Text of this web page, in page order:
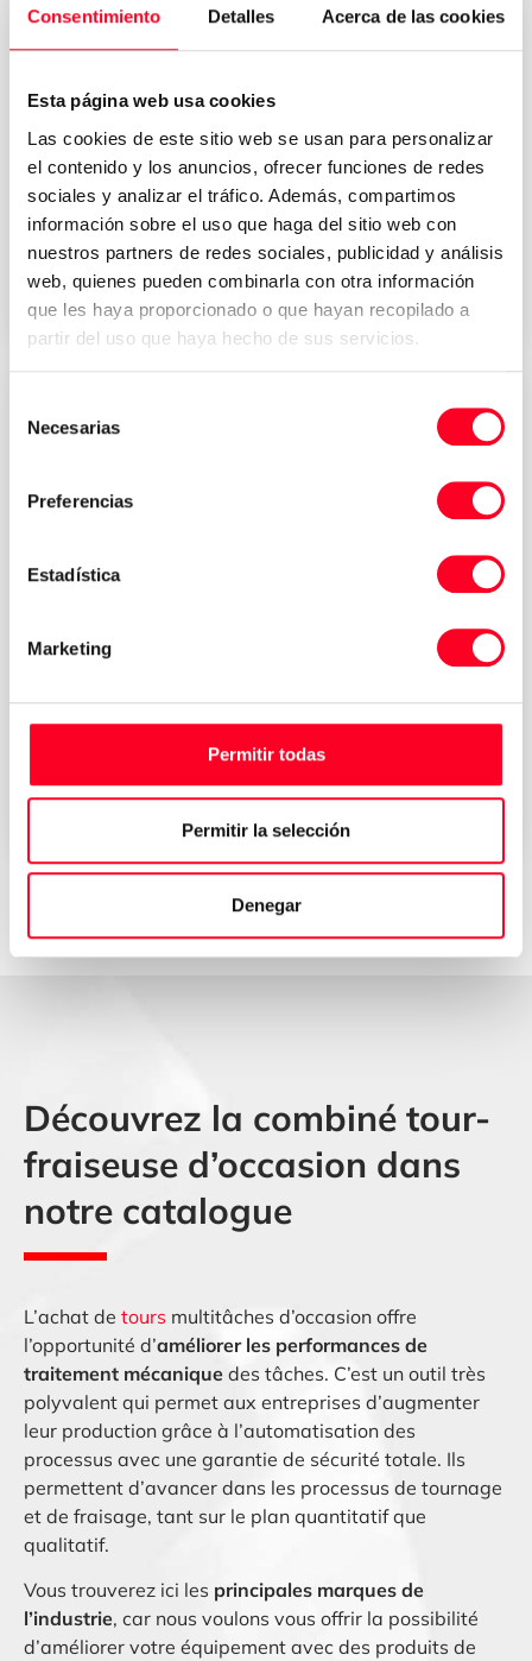
Consentimiento Detalles Acerca de las cookies
Esta página web usa cookies
Las cookies de este sitio web se usan para personalizar
el contenido y los anuncios, ofrecer funciones de redes
sociales y analizar el tráfico. Además, compartimos
información sobre el uso que haga del sitio web con
nuestros partners de redes sociales, publicidad y análisis
web, quienes pueden combinarla con otra información
que les haya proporcionado o que hayan recopilado a
partir del uso que haya hecho de sus servicios.
Necesarias
Preferencias
Estadística
Marketing
Permitir todas
Permitir la selección
Denegar
MORI SEIKI
NT 1000
/ Tours et fraiseuses
2010Germany
MORI SEIKI
2010Germany
Découvrez la combiné tour-
fraiseuse d’occasion dans
notre catalogue
L’achat de tours multitâches d’occasion offre
l’opportunité d’améliorer les performances de
traitement mécanique des tâches. C’est un outil très
polyvalent qui permet aux entreprises d’augmenter
leur production grâce à l’automatisation des
processus avec une garantie de sécurité totale. Ils
permettent d’avancer dans les processus de tournage
et de fraisage, tant sur le plan quantitatif que
qualitatif.
Vous trouverez ici les principales marques de
l’industrie, car nous voulons vous offrir la possibilité
d’améliorer votre équipement avec des produits de